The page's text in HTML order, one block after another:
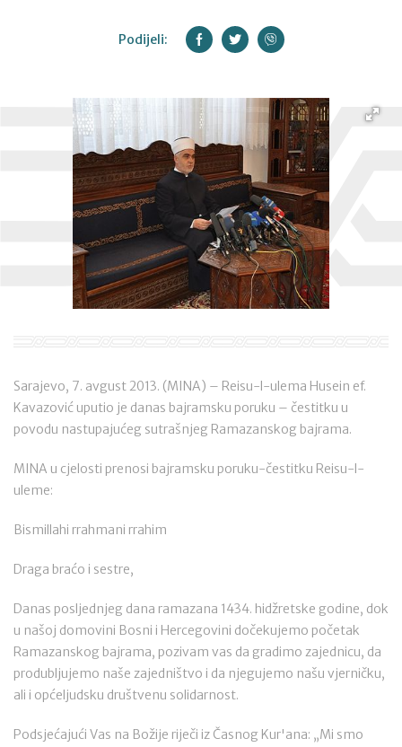
Podijeli:
Sarajevo, 7. avgust 2013. (MINA) – Reisu-l-ulema Husein ef.
Kavazović uputio je danas bajramsku poruku – čestitku u
povodu nastupajućeg sutrašnjeg Ramazanskog bajrama.
MINA u cjelosti prenosi bajramsku poruku-čestitku Reisu-l-
uleme:
Bismillahi rrahmani rrahim
Draga braćo i sestre,
Danas posljednjeg dana ramazana 1434. hidžretske godine, dok
u našoj domovini Bosni i Hercegovini dočekujemo početak
Ramazanskog bajrama, pozivam vas da gradimo zajednicu, da
produbljujemo naše zajedništvo i da njegujemo našu vjerničku,
ali i općeljudsku društvenu solidarnost.
Podsjećajući Vas na Božije riječi iz Časnog Kur'ana: „Mi smo